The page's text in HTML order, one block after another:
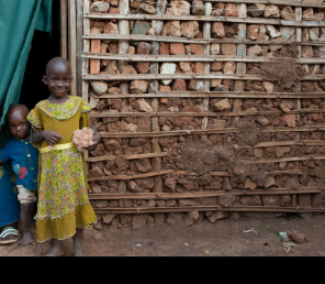
EN
CAMPAGNE
La mission
Les soutiens
Les actus
RENDEZ-VOUS
SOLIDAIRES
BESOIN